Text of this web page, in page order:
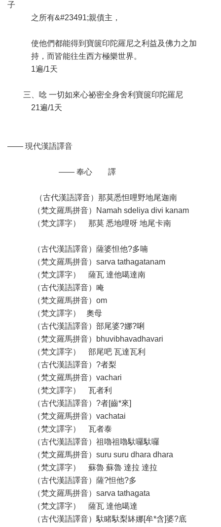
子
之所有&#23491;親債主，
使他們都能得到寶篋印陀羅尼之利益及佛力之加
持，而皆能往生西方極樂世界。
1遍/1天
三、唸 一切如來心祕密全身舍利寶篋印陀羅尼
21遍/1天
—— 現代漢語譯音
—— 奉心 譯
（古代漢語譯音）那莫悉怛哩野地尾迦南
（梵文羅馬拼音）Namah sdeliya divi kanam
（梵文譯字） 那莫 悉地哩呀 地尾卡南
（古代漢語譯音）薩婆怛他?多喃
（梵文羅馬拼音）sarva tathagatanam
（梵文譯字） 薩瓦 達他噶達南
（古代漢語譯音）唵
（梵文羅馬拼音）om
（梵文譯字） 奧母
（古代漢語譯音）部尾婆?娜?唎
（梵文羅馬拼音）bhuvibhavadhavari
（梵文譯字） 部尾吧 瓦達瓦利
（古代漢語譯音）?者梨
（梵文羅馬拼音）vachari
（梵文譯字） 瓦者利
（古代漢語譯音）?者[齒*來]
（梵文羅馬拼音）vachatai
（梵文譯字） 瓦者泰
（古代漢語譯音）祖嚕祖嚕馱囉馱囉
（梵文羅馬拼音）suru suru dhara dhara
（梵文譯字） 蘇魯 蘇魯 達拉 達拉
（古代漢語譯音）薩?怛他?多
（梵文羅馬拼音）sarva tathagata
（梵文譯字） 薩瓦 達他噶達
（古代漢語譯音）馱睹馱梨缽娜[牟*含]婆?底